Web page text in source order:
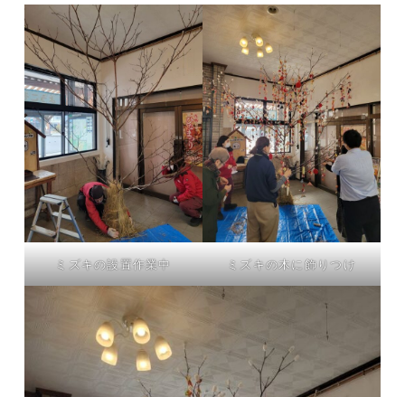
ミズキの設置作業中 ミズキの木に飾りつけ